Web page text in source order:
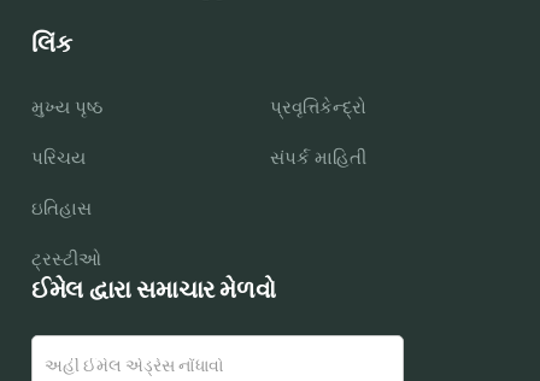
લિંક
મુખ્ય પૃષ્ઠ
પરિચય
ઇતિહાસ
ટ્રસ્ટીઓ
પ્રવૃત્તિકેન્દ્રો
સંપર્ક માહિતી
ઈમેલ દ્વારા સમાચાર મેળવો